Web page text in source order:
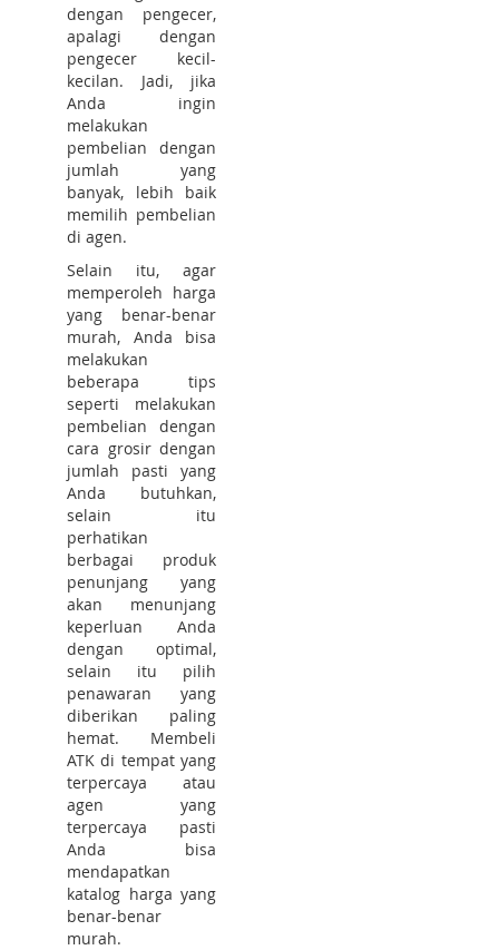
dengan pengecer,
apalagi dengan
pengecer kecil-
kecilan. Jadi, jika
Anda ingin
melakukan
pembelian dengan
jumlah yang
banyak, lebih baik
memilih pembelian
di agen.
Selain itu, agar
memperoleh harga
yang benar-benar
murah, Anda bisa
melakukan
beberapa tips
seperti melakukan
pembelian dengan
cara grosir dengan
jumlah pasti yang
Anda butuhkan,
selain itu
perhatikan
berbagai produk
penunjang yang
akan menunjang
keperluan Anda
dengan optimal,
selain itu pilih
penawaran yang
diberikan paling
hemat. Membeli
ATK di tempat yang
terpercaya atau
agen yang
terpercaya pasti
Anda bisa
mendapatkan
katalog harga yang
benar-benar
murah.